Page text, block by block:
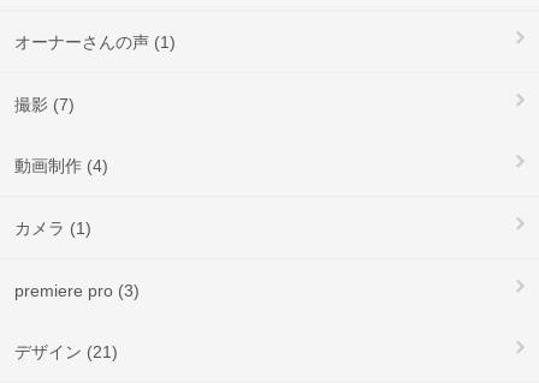
オーナーさんの声 (1)
撮影 (7)
動画制作 (4)
カメラ (1)
premiere pro (3)
デザイン (21)